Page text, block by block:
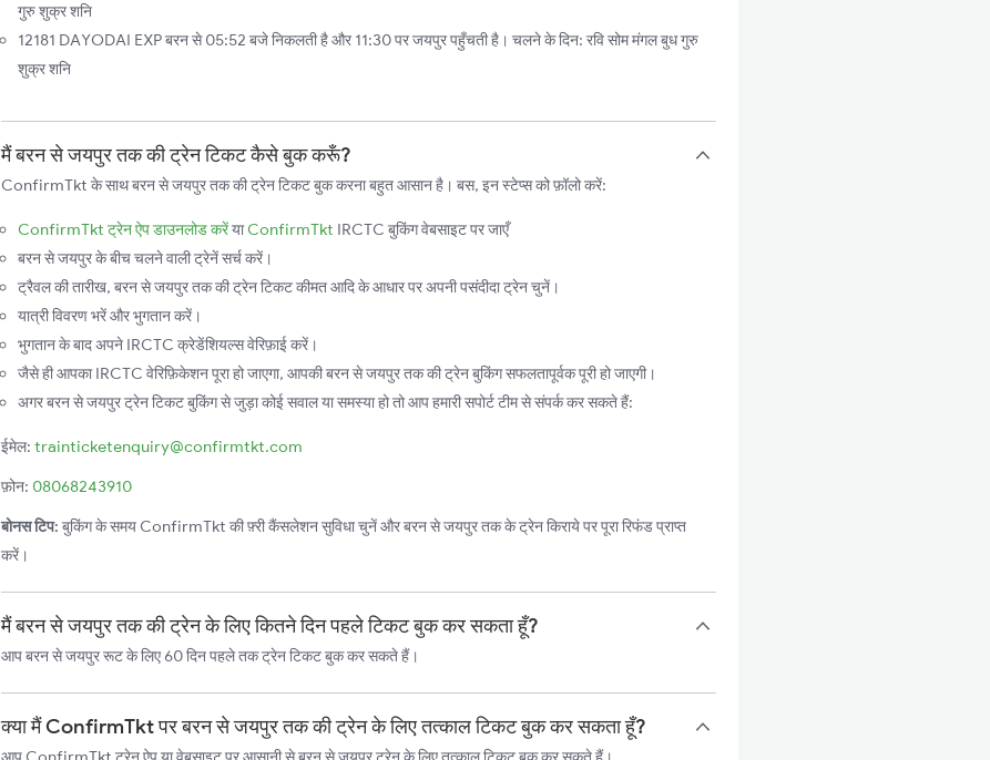
गुरु शुक्र शनि
12181 DAYODAI EXP बरन से 05:52 बजे निकलती है और 11:30 पर जयपुर पहुँचती है। चलने के दिन: रवि सोम मंगल बुध गुरु
शुक्र शनि
मैं बरन से जयपुर तक की ट्रेन टिकट कैसे बुक करूँ?
ConfirmTkt के साथ बरन से जयपुर तक की ट्रेन टिकट बुक करना बहुत आसान है। बस, इन स्टेप्स को फ़ॉलो करें:
ConfirmTkt ट्रेन ऐप डाउनलोड करेंयाConfirmTkt IRCTC बुकिंग वेबसाइट पर जाएँ
बरन से जयपुर के बीच चलने वाली ट्रेनें सर्च करें।
ट्रैवल की तारीख, बरन से जयपुर तक की ट्रेन टिकट कीमत आदि के आधार पर अपनी पसंदीदा ट्रेन चुनें।
यात्री विवरण भरें और भुगतान करें।
भुगतान के बाद अपने IRCTC क्रेडेंशियल्स वेरिफ़ाई करें।
जैसे ही आपका IRCTC वेरिफ़िकेशन पूरा हो जाएगा, आपकी बरन से जयपुर तक की ट्रेन बुकिंग सफलतापूर्वक पूरी हो जाएगी।
अगर बरन से जयपुर ट्रेन टिकट बुकिंग से जुड़ा कोई सवाल या समस्या हो तो आप हमारी सपोर्ट टीम से संपर्क कर सकते हैं:
ईमेल: trainticketenquiry@confirmtkt.com
फ़ोन: 08068243910
बोनस टिप: बुकिंग के समय ConfirmTkt की फ़्री कैंसलेशन सुविधा चुनें और बरन से जयपुर तक के ट्रेन किराये पर पूरा रिफंड प्राप्त
करें।
मैं बरन से जयपुर तक की ट्रेन के लिए कितने दिन पहले टिकट बुक कर सकता हूँ?
आप बरन से जयपुर रूट के लिए 60 दिन पहले तक ट्रेन टिकट बुक कर सकते हैं।
क्या मैं ConfirmTkt पर बरन से जयपुर तक की ट्रेन के लिए तत्काल टिकट बुक कर सकता हूँ?